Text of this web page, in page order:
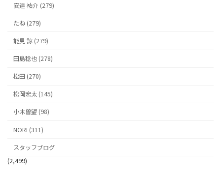
安達 祐介 (279)
たね (279)
能見 諒 (279)
田島稔也 (278)
松田 (270)
松岡宏太 (145)
小木曽望 (98)
NORI (311)
スタッフブログ
(2,499)